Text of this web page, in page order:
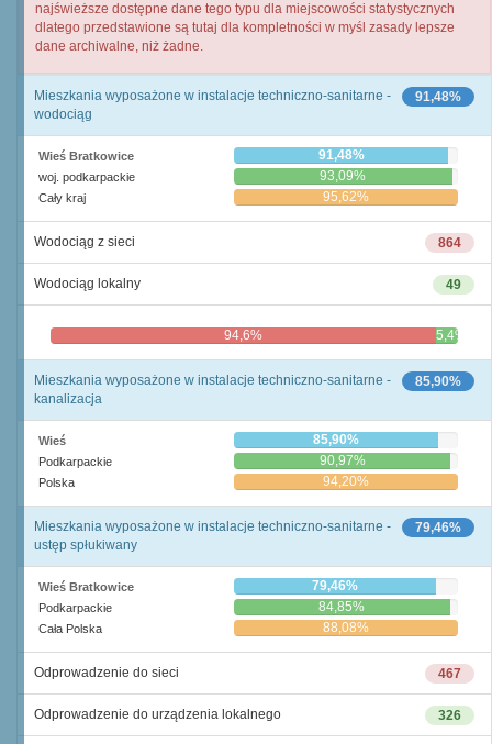
najświeższe dostępne dane tego typu dla miejscowości statystycznych
dlatego przedstawione są tutaj dla kompletności w myśl zasady lepsze
dane archiwalne, niż żadne.
91,48%
Mieszkania wyposażone w instalacje techniczno-sanitarne -
wodociąg
Wieś Bratkowice 91,48%
woj. podkarpackie 93,09%
Cały kraj 95,62%
864
Wodociąg z sieci
49
Wodociąg lokalny
94,6% 5,4%
85,90%
Mieszkania wyposażone w instalacje techniczno-sanitarne -
kanalizacja
Wieś 85,90%
Podkarpackie 90,97%
Polska 94,20%
79,46%
Mieszkania wyposażone w instalacje techniczno-sanitarne -
ustęp spłukiwany
Wieś Bratkowice 79,46%
Podkarpackie 84,85%
Cała Polska 88,08%
467
Odprowadzenie do sieci
326
Odprowadzenie do urządzenia lokalnego